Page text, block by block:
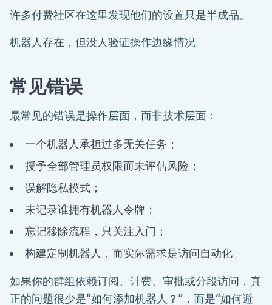
许多付费社区在这里发现他们的设置只是半成品。
机器人存在，但没人验证操作边缘情况。
常见错误
最常见的错误是操作层面，而非技术层面：
一个机器人承担过多无关任务；
授予全部管理员权限而未评估风险；
误解隐私模式；
未记录谁拥有机器人令牌；
忘记移除流程，只关注入门；
构建定制机器人，而实际需求是访问自动化。
如果你的群组依赖订阅、计费、审批或分段访问，真
正的问题很少是“如何添加机器人？”，而是“如何避